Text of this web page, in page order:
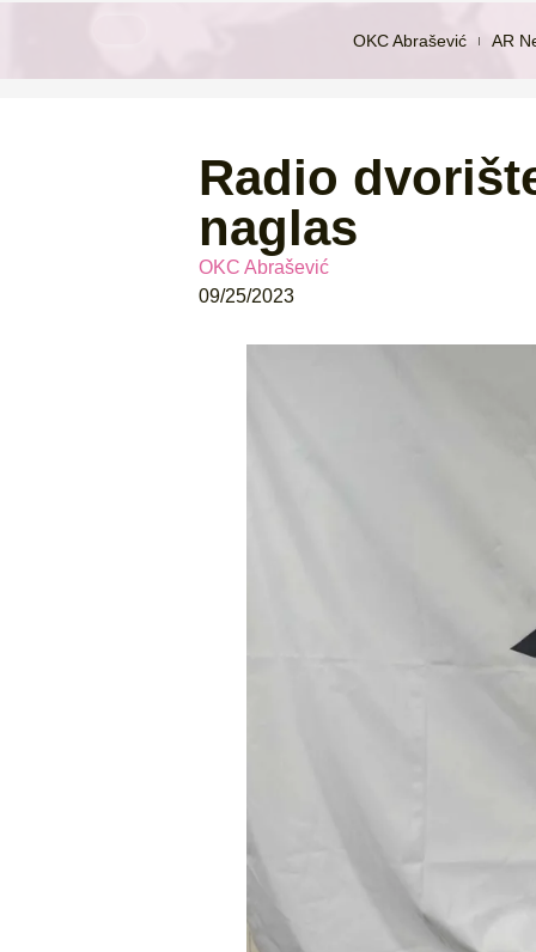
OKC Abrašević AR
Radio
naglas
OKC Abrašević
09/25/2023